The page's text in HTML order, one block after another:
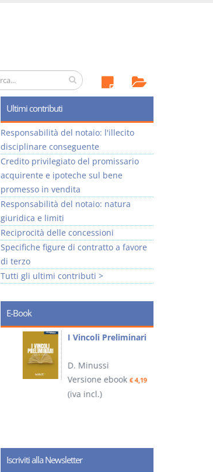
Ultimi contributi
Responsabilità del notaio: l'illecito
disciplinare conseguente
Credito privilegiato del promissario
acquirente e ipoteche sul bene
promesso in vendita
Responsabilità del notaio: natura
giuridica e limiti
Reciprocità delle concessioni
Specifiche figure di contratto a favore
di terzo
Tutti gli ultimi contributi >
E-Book
I Vincoli Preliminari
D. Minussi
Versione ebook€ 4,19
(iva incl.)
Iscriviti alla Newsletter